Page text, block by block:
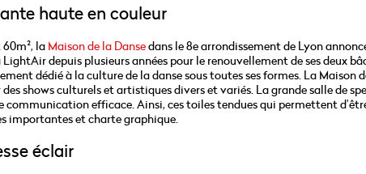
haute en couleur
60m², la Maison de la Dansedans le 8e arrondissement de Lyon
depuis plusieurs années pour le renouvellement de ses deux
dédié à la culture de la danse sous toutes ses formes. La Maison
shows culturels et artistiques divers et variés. La grande salle de
communication efficace. Ainsi, ces toiles tendues qui permettent
importantes et charte graphique.
éclair